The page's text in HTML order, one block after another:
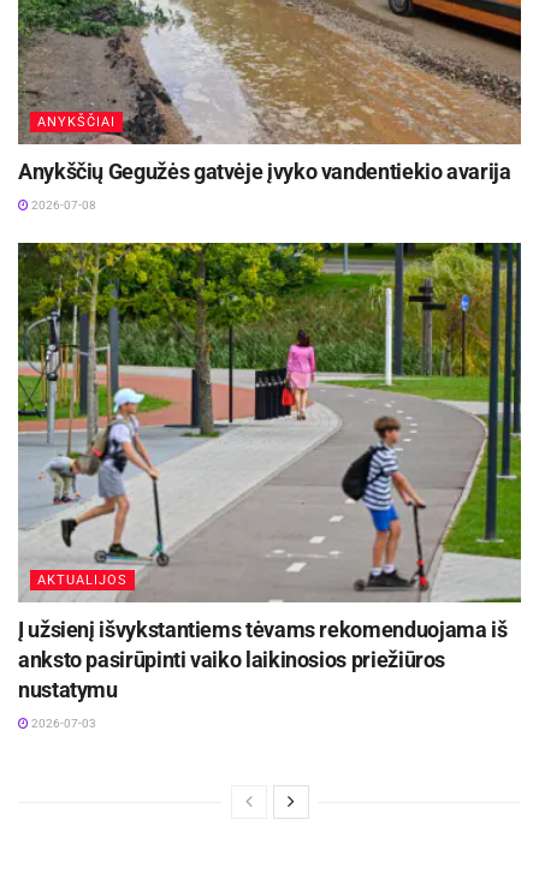
ANYKŠČIAI
Anykščių Gegužės gatvėje įvyko vandentiekio avarija
2026-07-08
AKTUALIJOS
Į užsienį išvykstantiems tėvams rekomenduojama iš
anksto pasirūpinti vaiko laikinosios priežiūros
nustatymu
2026-07-03